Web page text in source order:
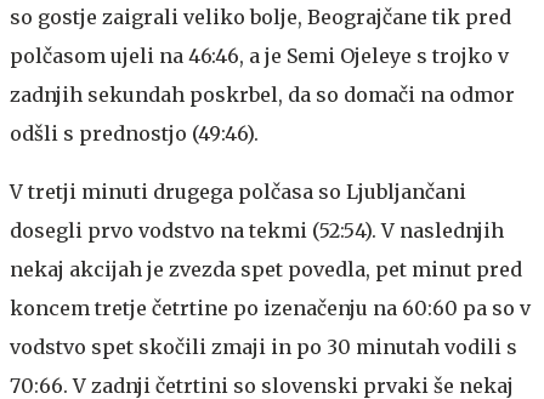
so gostje zaigrali veliko bolje, Beograjčane tik pred
polčasom ujeli na 46:46, a je Semi Ojeleye s trojko v
zadnjih sekundah poskrbel, da so domači na odmor
odšli s prednostjo (49:46).
V tretji minuti drugega polčasa so Ljubljančani
dosegli prvo vodstvo na tekmi (52:54). V naslednjih
nekaj akcijah je zvezda spet povedla, pet minut pred
koncem tretje četrtine po izenačenju na 60:60 pa so v
vodstvo spet skočili zmaji in po 30 minutah vodili s
70:66. V zadnji četrtini so slovenski prvaki še nekaj